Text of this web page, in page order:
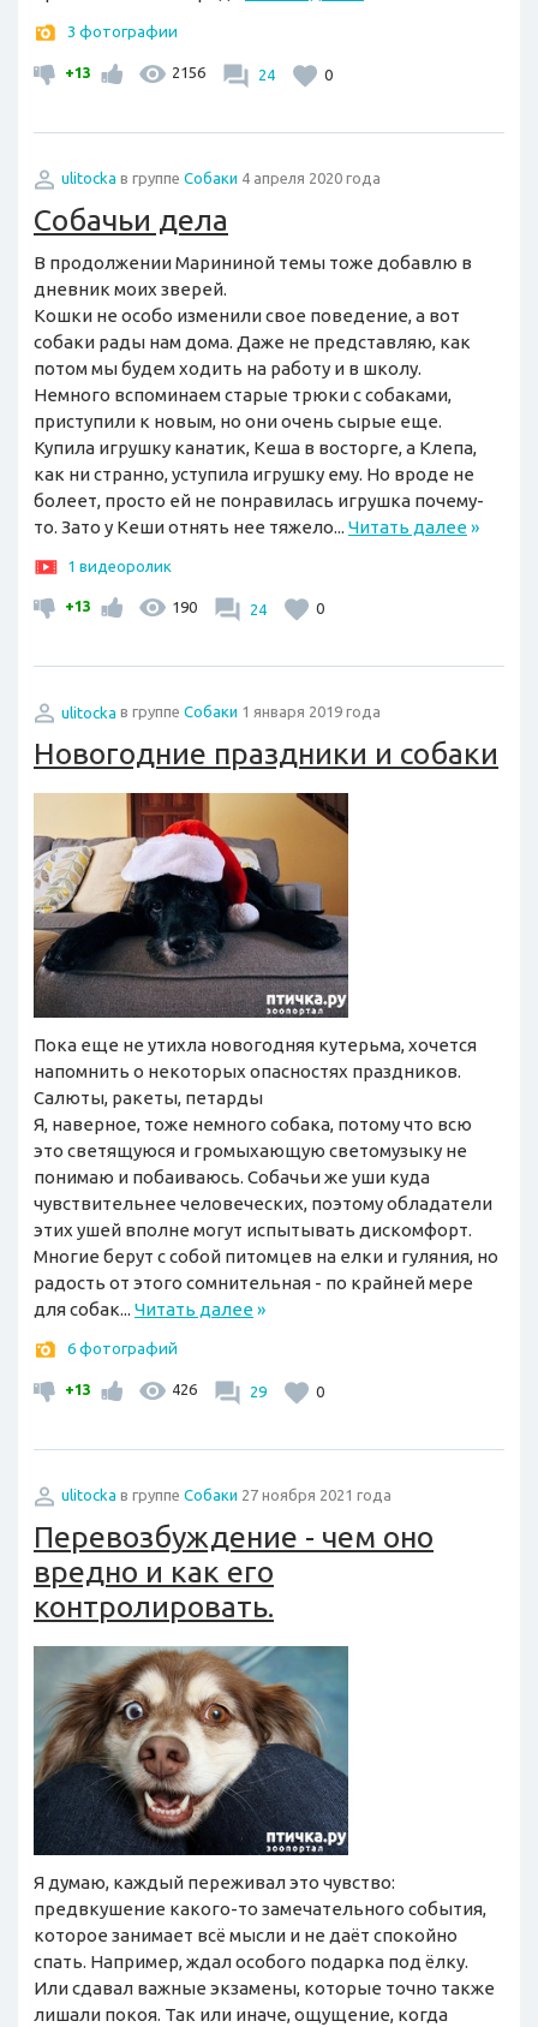
3 фотографии
+13 2156 24 0
ulitocka в группе Собаки 4 апреля 2020 года
Собачьи дела
В продолжении Марининой темы тоже добавлю в
дневник моих зверей.
Кошки не особо изменили свое поведение, а вот
собаки рады нам дома. Даже не представляю, как
потом мы будем ходить на работу и в школу.
Немного вспоминаем старые трюки с собаками,
приступили к новым, но они очень сырые еще.
Купила игрушку канатик, Кеша в восторге, а Клепа,
как ни странно, уступила игрушку ему. Но вроде не
болеет, просто ей не понравилась игрушка почему-
то. Зато у Кеши отнять нее тяжело... Читать далее»
1 видеоролик
+13 190 24 0
ulitocka в группе Собаки 1 января 2019 года
Новогодние праздники и собаки
Пока еще не утихла новогодняя кутерьма, хочется
напомнить о некоторых опасностях праздников.
Салюты, ракеты, петарды
Я, наверное, тоже немного собака, потому что всю
это светящуюся и громыхающую светомузыку не
понимаю и побаиваюсь. Собачьи же уши куда
чувствительнее человеческих, поэтому обладатели
этих ушей вполне могут испытывать дискомфорт.
Многие берут с собой питомцев на елки и гуляния, но
радость от этого сомнительная - по крайней мере
для собак... Читать далее»
6 фотографий
+13 426 29 0
ulitocka в группе Собаки 27 ноября 2021 года
Перевозбуждение - чем оно
вредно и как его
контролировать.
Я думаю, каждый переживал это чувство:
предвкушение какого-то замечательного события,
которое занимает всё мысли и не даёт спокойно
спать. Например, ждал особого подарка под ёлку.
Или сдавал важные экзамены, которые точно также
лишали покоя. Так или иначе, ощущение, когда